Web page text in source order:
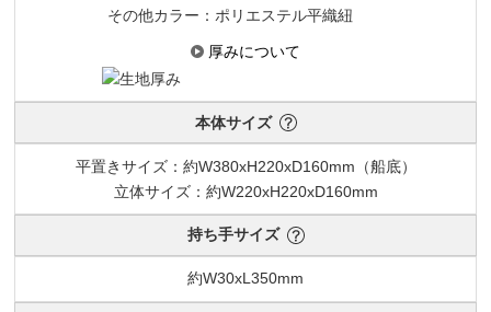
その他カラー：ポリエステル平織紐
厚みについて
本体サイズ
平置きサイズ：約W380xH220xD160mm（船底）
立体サイズ：約W220xH220xD160mm
持ち手サイズ
約W30xL350mm